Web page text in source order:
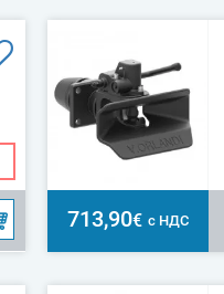
713,90€ с НДС